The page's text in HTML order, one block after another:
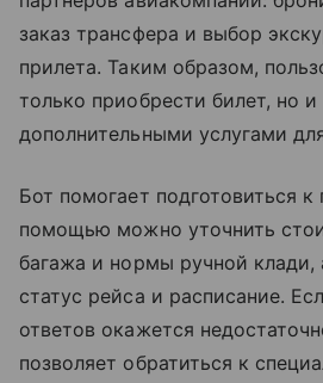
заказ трансфера и выбор
прилета. Таким образом,
только приобрести билет, но и
дополнительными услугами
Бот помогает подготовиться
помощью можно уточнить
багажа и нормы ручной клади,
статус рейса и расписание.
ответов окажется
позволяет обратиться к